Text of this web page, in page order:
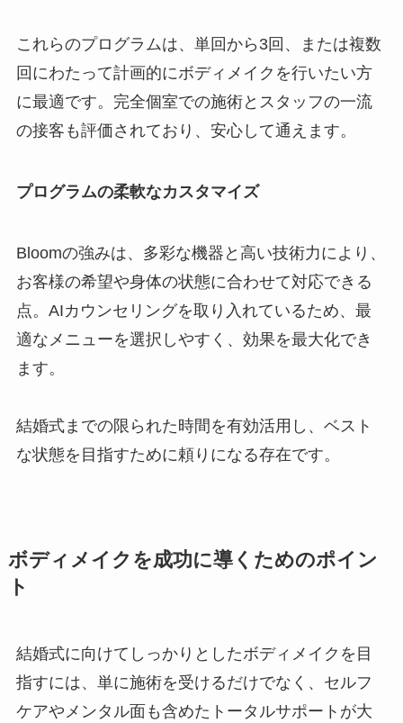
これらのプログラムは、単回から3回、または複数
回にわたって計画的にボディメイクを行いたい方
に最適です。完全個室での施術とスタッフの一流
の接客も評価されており、安心して通えます。
プログラムの柔軟なカスタマイズ
Bloomの強みは、多彩な機器と高い技術力により、
お客様の希望や身体の状態に合わせて対応できる
点。AIカウンセリングを取り入れているため、最
適なメニューを選択しやすく、効果を最大化でき
ます。
結婚式までの限られた時間を有効活用し、ベスト
な状態を目指すために頼りになる存在です。
ボディメイクを成功に導くためのポイン
ト
結婚式に向けてしっかりとしたボディメイクを目
指すには、単に施術を受けるだけでなく、セルフ
ケアやメンタル面も含めたトータルサポートが大